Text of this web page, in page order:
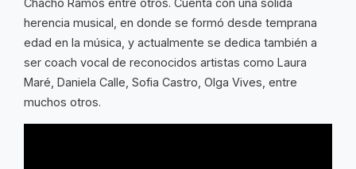
Chacho Ramos entre otros. Cuenta con una sólida
herencia musical, en donde se formó desde temprana
edad en la música, y actualmente se dedica también a
ser coach vocal de reconocidos artistas como Laura
Maré, Daniela Calle, Sofia Castro, Olga Vives, entre
muchos otros.